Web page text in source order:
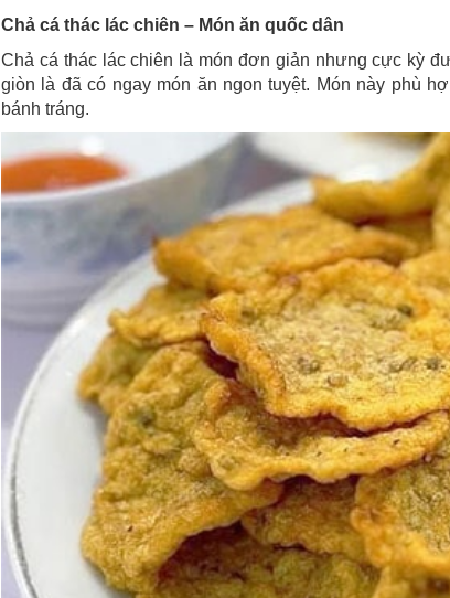
Chả cá thác lác chiên – Món ăn quốc dân
Chả cá thác lác chiên là món đơn giản nhưng cực kỳ
giòn là đã có ngay món ăn ngon tuyệt. Món này phù
bánh tráng.